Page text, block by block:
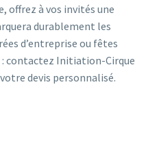
offrez à vos invités une
durablement les
d’entreprise ou fêtes
: contactez Initiation-Cirque
devis personnalisé.